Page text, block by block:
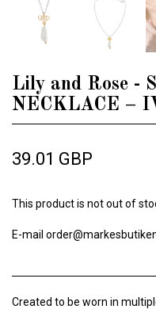
Lily and Rose -
NECKLACE –
39.01 GBP
This product is not out of
E-mail
Created to be worn in